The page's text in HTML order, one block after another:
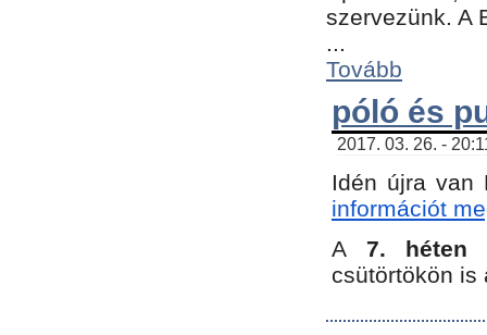
szervezünk. A
...
Tovább
póló és
2017. 03. 26. -
Idén újra van
információt
A 7. héten
csütörtökön is